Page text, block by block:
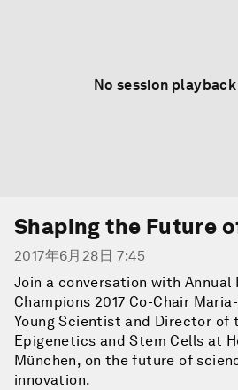
No session
Shaping the Future
2017年6月28日 7:45
Join a conversation with
Champions 2017 Co-Chair
Young Scientist and Director
Epigenetics and Stem Cells at
München, on the future of
innovation.